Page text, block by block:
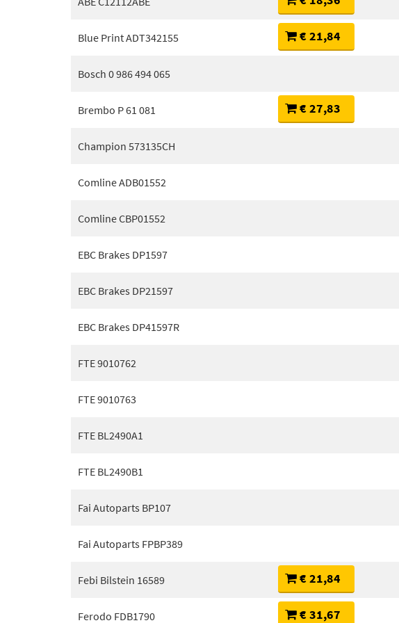
Blue Print ADT342155 € 21,84
Bosch 0 986 494 065
Brembo P 61 081 € 27,83
Champion 573135CH
Comline ADB01552
Comline CBP01552
EBC Brakes DP1597
EBC Brakes DP21597
EBC Brakes DP41597R
FTE 9010762
FTE 9010763
FTE BL2490A1
FTE BL2490B1
Fai Autoparts BP107
Fai Autoparts FPBP389
Febi Bilstein 16589 € 21,84
Ferodo FDB1790 € 31,67